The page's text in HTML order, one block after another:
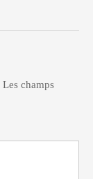
Les champs